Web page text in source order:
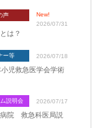
声
New!
2026/07/31
は？
ー等 2026/07/18
児救急医学会学術
説明会 2026/07/17
院 救急科医局説